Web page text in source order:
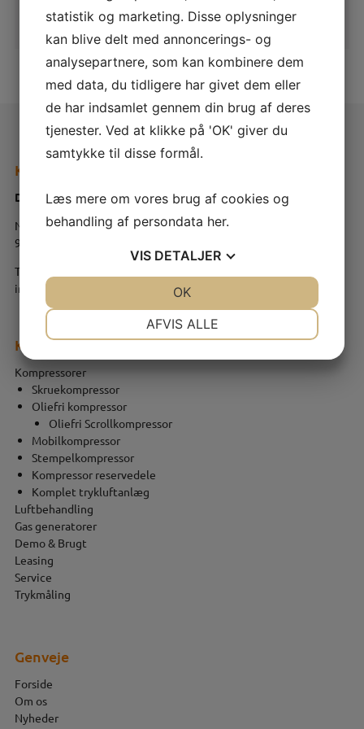
Der blev ikke fundet nogle varer, der matcher
dit valg.
Kontaktinformation
Dansk Kompressor & Trykluft Center
Nibevej 142
9200 Aalborg SV
Tlf.:
info@trykluftcenter.dk
Kategorier
Kompressorer
Skruekompressor
Oliefri kompressor
Oliefri Scrollkompressor
Mobilkompressor
Stempelkompressor
Kompressor reservedele
Komplet trykluftanlæg
Luftbehandling
Gas generatorer
Demo & Brugt
Leasing
Service
Trykmåling
Genveje
Forside
Om os
Nyheder
statistik og marketing. Disse oplysninger
kan blive delt med annoncerings- og
analysepartnere, som kan kombinere dem
med data, du tidligere har givet dem eller
de har indsamlet gennem din brug af deres
tjenester. Ved at klikke på 'OK' giver du
samtykke til disse formål.
Læs mere om vores brug af cookies og
behandling af persondata her.
VIS DETALJER
AFVIS ALLE
OK